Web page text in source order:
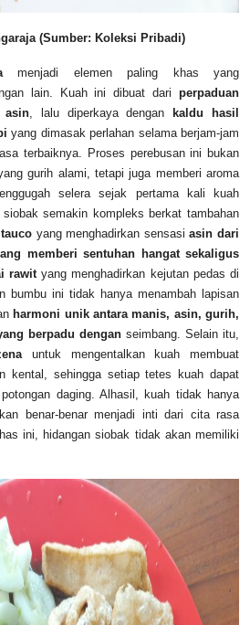
(Sumber: Koleksi Pribadi)
menjadi elemen paling khas yang
lain. Kuah ini dibuat dari perpaduan
asin , lalu diperkaya dengan kaldu hasil
yang dimasak perlahan selama berjam-jam
terbaiknya. Proses perebusan ini bukan
gurih alami, tetapi juga memberi aroma
selera sejak pertama kali kuah
semakin kompleks berkat tambahan
taucoyang menghadirkan sensasiasin dari
memberi sentuhan hangat sekaligus
rawityang menghadirkan kejutan pedas di
bumbu ini tidak hanya menambah lapisan
harmoni unik antara manis, asin, gurih,
berpadu dengan seimbang. Selain itu,
untuk mengentalkan kuah membuat
kental, sehingga setiap tetes kuah dapat
daging. Alhasil, kuah tidak hanya
benar-benar menjadi inti dari cita rasa
ini, hidangan siobak tidak akan memiliki